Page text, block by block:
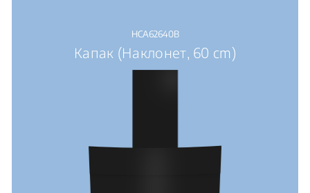
HCA62640B
Капак (Наклонет, 60 cm)